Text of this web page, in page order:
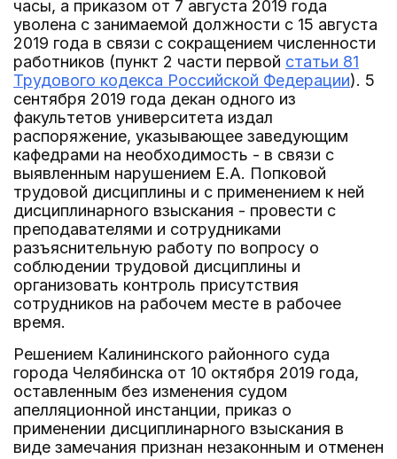
часы, а приказом от 7 августа 2019 года
уволена с занимаемой должности с 15 августа
2019 года в связи с сокращением численности
работников (пункт 2 части первой статьи 81
Трудового кодекса Российской Федерации). 5
сентября 2019 года декан одного из
факультетов университета издал
распоряжение, указывающее заведующим
кафедрами на необходимость - в связи с
выявленным нарушением Е.А. Попковой
трудовой дисциплины и с применением к ней
дисциплинарного взыскания - провести с
преподавателями и сотрудниками
разъяснительную работу по вопросу о
соблюдении трудовой дисциплины и
организовать контроль присутствия
сотрудников на рабочем месте в рабочее
время.
Решением Калининского районного суда
города Челябинска от 10 октября 2019 года,
оставленным без изменения судом
апелляционной инстанции, приказ о
применении дисциплинарного взыскания в
виде замечания признан незаконным и отменен